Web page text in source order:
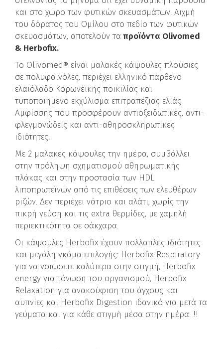
και στο χώρο των φυτικών σκευασμάτων. Αιχμή
του δόρατος του Ομίλου στο πεδίο των φυτικών
σκευασμάτων, αποτελούν τα προϊόντα Olivomed
& Herbofix.
Το Olivomed® είναι μαλακές κάψουλες πλούσιες
σε πολυφαινόλες, περιέχει ελληνικό παρθένο
ελαιόλαδο Κορωνέικης ποικιλίας και
τυποποιημένο εκχύλισμα επιτραπέζιας ελιάς
Αμφίσσης που προσφέρουν αντιοξειδωτικές, αντι-
φλεγμονώδεις και αντι-αθηροσκληρωτικές
ιδιότητες.
Με 2 μαλακές κάψουλες την ημέρα, συμβάλλει
στην πρόληψη σχηματισμού αθηρωματικής
πλάκας και στην προστασία των HDL
λιποπρωτεϊνών από τις επιθέσεις των ελευθέρων
ριζών. Δεν περιέχει νάτριο και αλάτι, χωρίς την
πικρή γεύση και τις extra θερμίδες, με χαμηλή
περιεκτικότητα σε σάκχαρα.
Οι κάψουλες Herbofix έχουν πολλαπλές ιδιότητες
και μεγάλη γκάμα επιλογής: Herbofix Respiratory
για να νοιώσετε καλύτερα στην στιγμή, Herbofix
energy για τόνωση του οργανισμού, Herbofix
Relaxation για ανακούφιση του άγχους και
αϋπνίες και Herbofix Digestion ιδανικό για μετά τα
γεύματα και για κάθε στιγμή μέσα στην ημέρα. !!